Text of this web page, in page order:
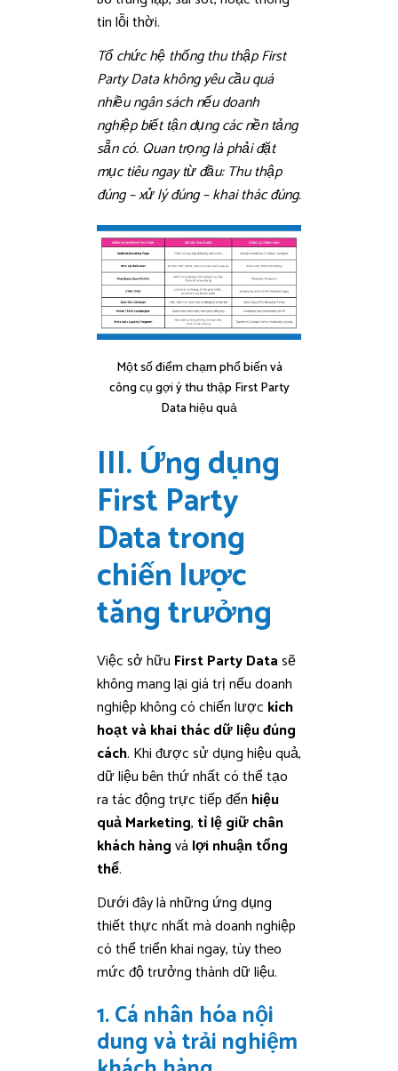
tin lỗi thời.
Tổ chức hệ thống thu thập First
Party Data không yêu cầu quá
nhiều ngân sách nếu doanh
nghiệp biết tận dụng các nền tảng
sẵn có. Quan trọng là phải đặt
mục tiêu ngay từ đầu: Thu thập
đúng – xử lý đúng – khai thác đúng.
Một số điểm chạm phổ biến và
công cụ gợi ý thu thập First Party
Data hiệu quả
III. Ứng dụng
First Party
Data trong
chiến lược
tăng trưởng
Việc sở hữu First Party Datasẽ
không mang lại giá trị nếu doanh
nghiệp không có chiến lược kích
hoạt và khai thác dữ liệu đúng
cách. Khi được sử dụng hiệu quả,
dữ liệu bên thứ nhất có thể tạo
ra tác động trực tiếp đến hiệu
quả Marketing, tỉ lệ giữ chân
khách hàngvà lợi nhuận tổng
thể.
Dưới đây là những ứng dụng
thiết thực nhất mà doanh nghiệp
có thể triển khai ngay, tùy theo
mức độ trưởng thành dữ liệu.
1. Cá nhân hóa nội
dung và trải nghiệm